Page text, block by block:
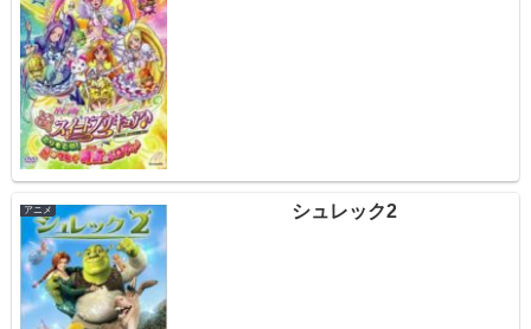
アニメ シュレック2